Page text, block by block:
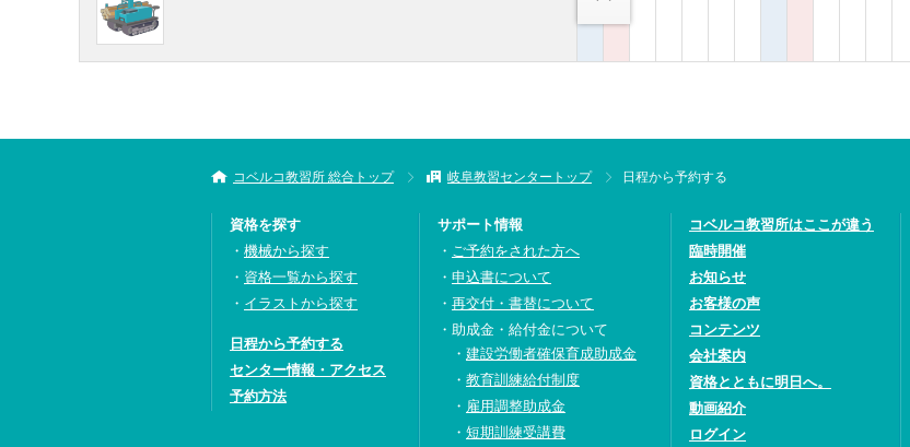
コベルコ教習所 総合トップ 岐阜教習センタートップ 日程から予約する
資格を探す
機械から探す
資格一覧から探す
イラストから探す
日程から予約する
センター情報・アクセス
予約方法
サポート情報
ご予約をされた方へ
申込書について
再交付・書替について
助成金・給付金について
建設労働者確保育成助成金
教育訓練給付制度
雇用調整助成金
短期訓練受講費
コベルコ教習所はここが違う
臨時開催
お知らせ
お客様の声
コンテンツ
会社案内
資格とともに明日へ。
動画紹介
ログイン